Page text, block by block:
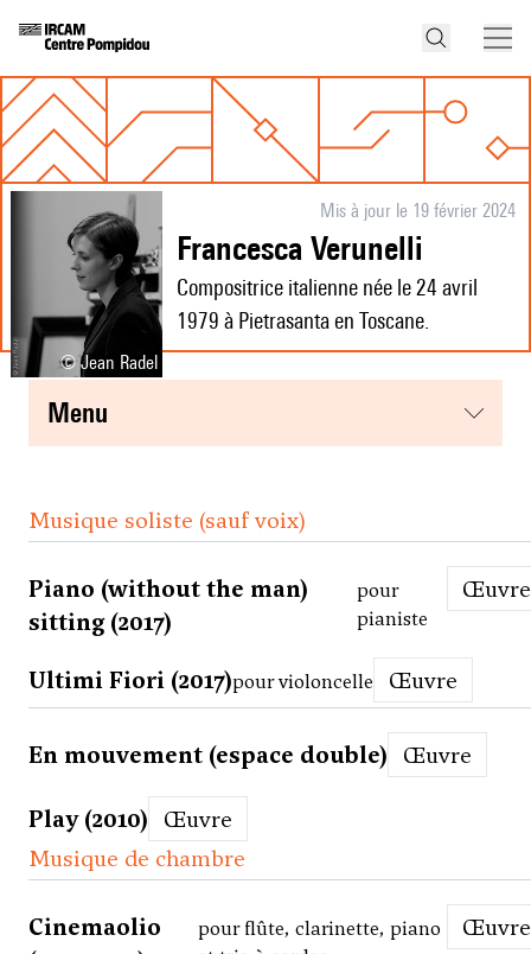
© Jean Radel
Mis à jour le 19 février 2024
Francesca Verunelli
Compositrice italienne née le 24 avril
1979 à Pietrasanta en Toscane.
menu
Musique soliste (sauf voix)
Piano (without the man)
sitting (2017)
pour
pianiste
Œuvre
Ultimi Fiori (2017)pour violoncelle Œuvre
En mouvement (espace double) Œuvre
Play (2010)
Œuvre
Musique de chambre
Cinemaolio
pour flûte, clarinette, piano
Œuvre